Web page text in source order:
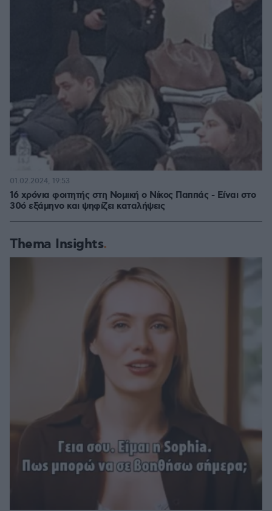
16 χρόνια φοιτητής στη Νομική ο Νίκος Παππάς - Είναι στο
30ό εξάμηνο και ψηφίζει καταλήψεις
01.02.2024, 19:53
Thema Insights